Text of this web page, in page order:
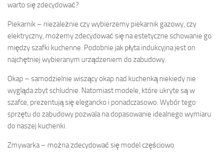
warto się zdecydować?
Piekarnik – niezależnie czy wybierzemy piekarnik gazowy, czy
elektryczny, możemy zdecydować się na estetyczne schowanie go
między szafki kuchenne. Podobnie jak płyta indukcyjna jest on
najchętniej wybieranym urządzeniem do zabudowy.
Okap – samodzielnie wiszący okap nad kuchenką niekiedy nie
wygląda zbyt schludnie. Natomiast modele, które ukryte są w
szafce, prezentują się elegancko i ponadczasowo. Wybór tego
sprzętu do zabudowy pozwala na dopasowanie idealnego wymiaru
do naszej kuchenki.
Zmywarka – można zdecydować się model częściowo